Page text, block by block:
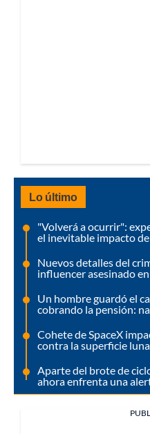
Lo último
"Volverá a ocurrir":
el inevitable impacto
Nuevos detalles del
influencer asesinado
Un hombre guardó el
cobrando la pensión:
Cohete de SpaceX
contra la superficie
Aparte del brote de
ahora enfrenta una